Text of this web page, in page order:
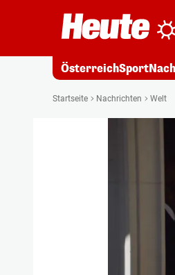
ÖsterreichSport
Startseite Nachrichten Welt